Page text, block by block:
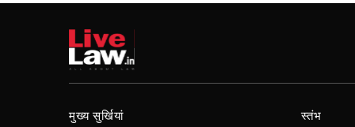
मुख्य सुर्खियां स्तंभ